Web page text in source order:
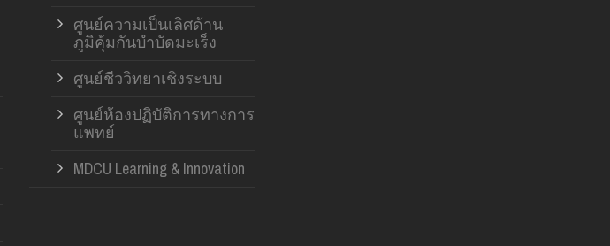
ศูนย์ความเป็นเลิศด้าน
ภูมิคุ้มกันบำบัดมะเร็ง
ศูนย์ชีววิทยาเชิงระบบ
ศูนย์ห้องปฏิบัติการทางการ
แพทย์
MDCU Learning & Innovation